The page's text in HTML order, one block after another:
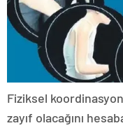
Fiziksel
zayıf olacağını